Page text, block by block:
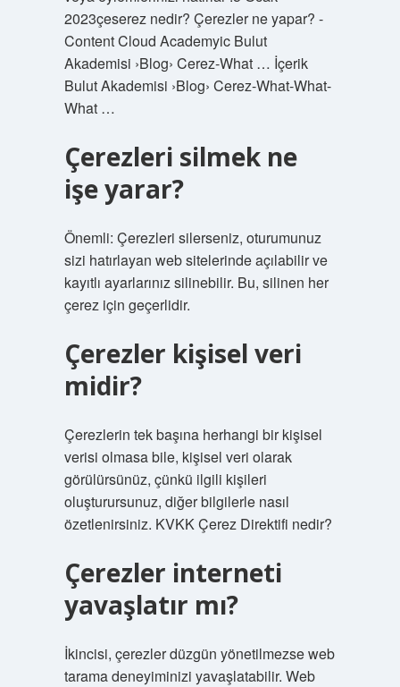
2023çeserez nedir? Çerezler ne yapar? -
Content Cloud Academyic Bulut
Akademisi ›Blog› Cerez-What … İçerik
Bulut Akademisi ›Blog› Cerez-What-What-
What …
Çerezleri silmek ne
işe yarar?
Önemli: Çerezleri silerseniz, oturumunuz
sizi hatırlayan web sitelerinde açılabilir ve
kayıtlı ayarlarınız silinebilir. Bu, silinen her
çerez için geçerlidir.
Çerezler kişisel veri
midir?
Çerezlerin tek başına herhangi bir kişisel
verisi olmasa bile, kişisel veri olarak
görülürsünüz, çünkü ilgili kişileri
oluşturursunuz, diğer bilgilerle nasıl
özetlenirsiniz. KVKK Çerez Direktifi nedir?
Çerezler interneti
yavaşlatır mı?
İkincisi, çerezler düzgün yönetilmezse web
tarama deneyiminizi yavaşlatabilir. Web